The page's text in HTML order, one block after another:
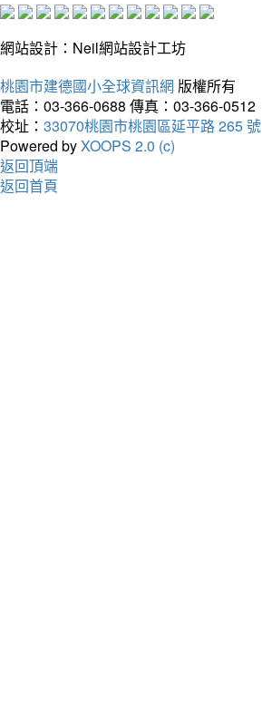
網站設計：Neil網站設計工坊
桃園市建德國小全球資訊網 版權所有
電話：03-366-0688 傳真：03-366-0512
校址： 33070桃園市桃園區延平路 265 號
Powered byXOOPS 2.0 (c)
返回頂端
返回首頁